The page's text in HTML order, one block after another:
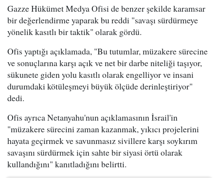
Gazze Hükümet Medya Ofisi de benzer şekilde karamsar
bir değerlendirme yaparak bu reddi "savaşı sürdürmeye
yönelik kasıtlı bir taktik" olarak gördü.
Ofis yaptığı açıklamada, "Bu tutumlar, müzakere sürecine
ve sonuçlarına karşı açık ve net bir darbe niteliği taşıyor,
sükunete giden yolu kasıtlı olarak engelliyor ve insani
durumdaki kötüleşmeyi büyük ölçüde derinleştiriyor"
dedi.
Ofis ayrıca Netanyahu'nun açıklamasının İsrail'in
"müzakere sürecini zaman kazanmak, yıkıcı projelerini
hayata geçirmek ve savunmasız sivillere karşı soykırım
savaşını sürdürmek için sahte bir siyasi örtü olarak
kullandığını" kanıtladığını belirtti.